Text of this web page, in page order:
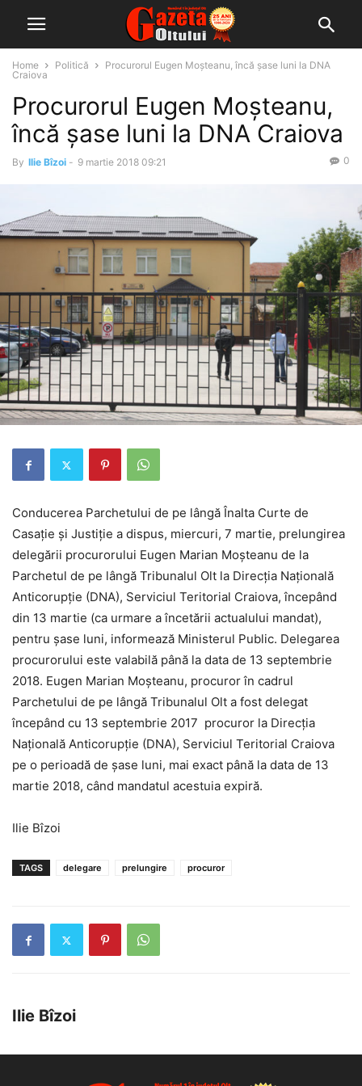
Home Politică
Procurorul Eugen Moșteanu, încă șase luni la DNA
Craiova
Procurorul Eugen Moșteanu,
încă șase luni la DNA Craiova
By Ilie Bîzoi - 9 martie 2018 09:21 0
Conducerea Parchetului de pe lângă Înalta Curte de
Casaţie şi Justiţie a dispus, miercuri, 7 martie, prelungirea
delegării procurorului Eugen Marian Moșteanu de la
Parchetul de pe lângă Tribunalul Olt la Direcţia Naţională
Anticorupţie (DNA), Serviciul Teritorial Craiova, începând
din 13 martie (ca urmare a încetării actualului mandat),
pentru şase luni, informează Ministerul Public. Delegarea
procurorului este valabilă până la data de 13 septembrie
2018. Eugen Marian Moșteanu, procuror în cadrul
Parchetului de pe lângă Tribunalul Olt a fost delegat
începând cu 13 septembrie 2017 procuror la Direcția
Națională Anticorupție (DNA), Serviciul Teritorial Craiova
pe o perioadă de șase luni, mai exact până la data de 13
martie 2018, când mandatul acestuia expiră.
Ilie Bîzoi
TAGS delegare prelungire procuror
Ilie Bîzoi